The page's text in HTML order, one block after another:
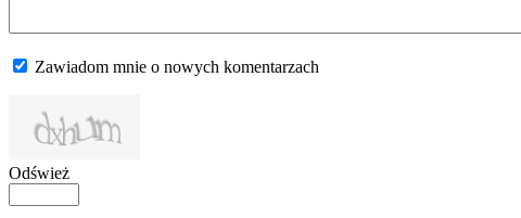
Zawiadom mnie o nowych komentarzach
Odśwież